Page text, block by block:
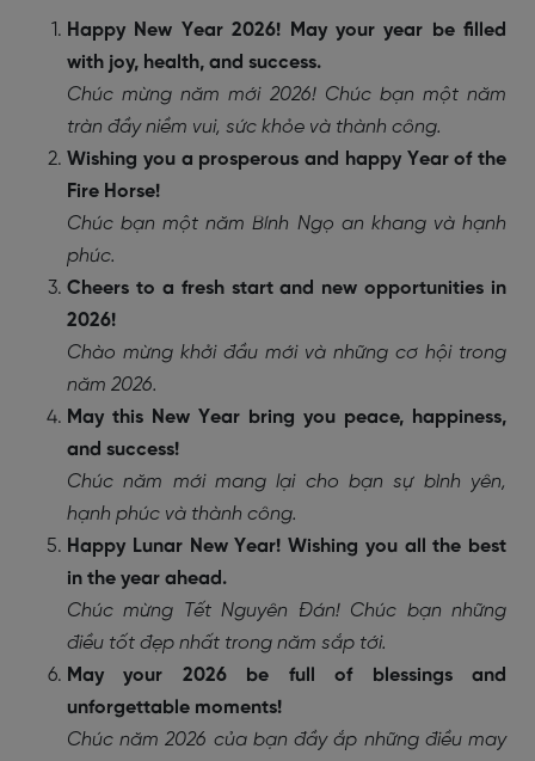
Happy New Year 2026! May your year be filled
with joy, health, and success.
Chúc mừng năm mới 2026! Chúc bạn một năm
tràn đầy niềm vui, sức khỏe và thành công.
Wishing you a prosperous and happy Year of the
Fire Horse!
Chúc bạn một năm Bính Ngọ an khang và hạnh
phúc.
Cheers to a fresh start and new opportunities in
2026!
Chào mừng khởi đầu mới và những cơ hội trong
năm 2026.
May this New Year bring you peace, happiness,
and success!
Chúc năm mới mang lại cho bạn sự bình yên,
hạnh phúc và thành công.
Happy Lunar New Year! Wishing you all the best
in the year ahead.
Chúc mừng Tết Nguyên Đán! Chúc bạn những
điều tốt đẹp nhất trong năm sắp tới.
May your 2026 be full of blessings and
unforgettable moments!
Chúc năm 2026 của bạn đầy ắp những điều may